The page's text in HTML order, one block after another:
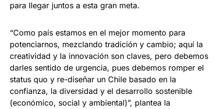
para llegar juntos a esta gran meta.
“Como país estamos en el mejor momento para
potenciarnos, mezclando tradición y cambio; aquí la
creatividad y la innovación son claves, pero debemos
darles sentido de urgencia, pues debemos romper el
status quo y re-diseñar un Chile basado en la
confianza, la diversidad y el desarrollo sostenible
(económico, social y ambiental)”, plantea la